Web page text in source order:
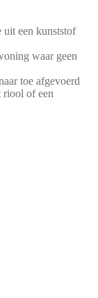
uit een kunststof
waar geen
toe afgevoerd
riool of een